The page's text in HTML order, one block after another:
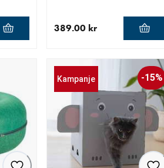
389.00 kr
Kampanje -15%